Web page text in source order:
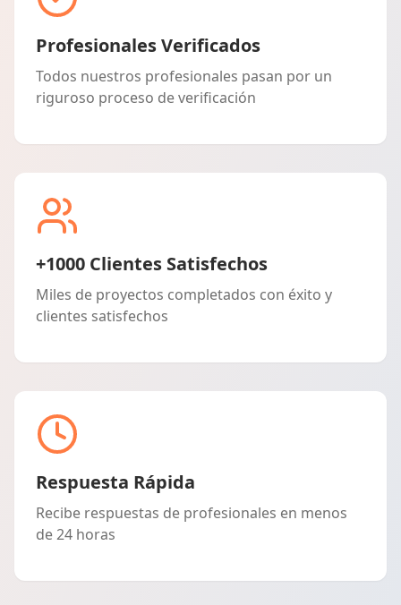
Profesionales Verificados
Todos nuestros profesionales pasan por un
riguroso proceso de verificación
+1000 Clientes Satisfechos
Miles de proyectos completados con éxito y
clientes satisfechos
Respuesta Rápida
Recibe respuestas de profesionales en menos
de 24 horas